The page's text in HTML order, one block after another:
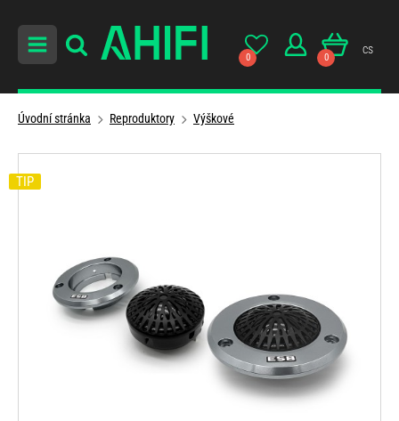
0 0
cs
Úvodní stránka Reproduktory Výškové
TIP